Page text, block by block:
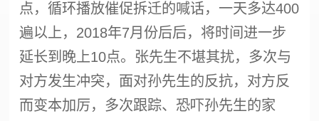
点，循环播放催促拆迁的喊话，一天多达400
遍以上，2018年7月份后后，将时间进一步
延长到晚上10点。张先生不堪其扰，多次与
对方发生冲突，面对孙先生的反抗，对方反
而变本加厉，多次跟踪、恐吓孙先生的家